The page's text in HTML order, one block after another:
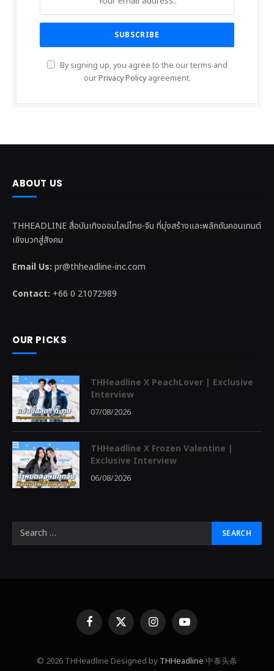
By signing up, you agree to the our terms and
ourPrivacy Policyagreement.
ABOUT US
THHEADLINE สื่อบันเทิงออนไลน์ไทย-จีน ที่มุ่งสร้างและพลักดันคอนเทนต์
เชิงบวกสู่สังคม
Email Us: pr@thheadline-inc.com
Contact: +66 0 21072989
OUR PICKS
THHeadline X PeachLover | Exclusive
Interview
07/08/2026
THHeadline X Frozen Valentine |
Exclusive Interview
06/08/2026
FacebookX
(Twitter)
InstagramYouTube
© 2026 THHeadline Designed by THHeadline 中泰头条